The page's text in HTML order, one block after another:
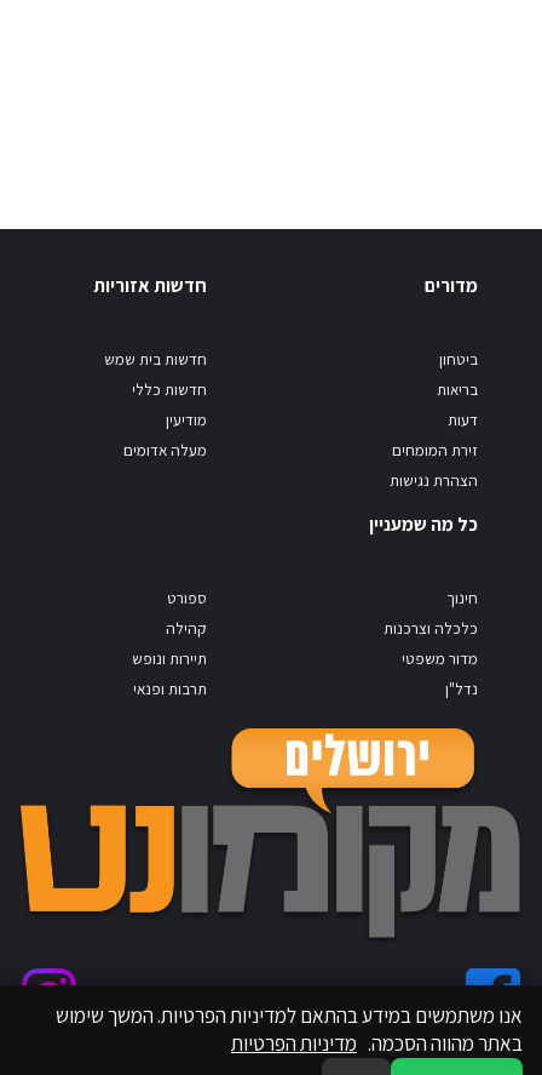
מדורים
ביטחון
בריאות
דעות
זירת המומחים
הצהרת נגישות
חדשות אזוריות
חדשות בית שמש
חדשות כללי
מודיעין
מעלה אדומים
כל מה שמעניין
חינוך
כלכלה וצרכנות
מדור משפטי
נדל"ן
ספורט
קהילה
תיירות ונופש
תרבות ופנאי
אנו משתמשים במידע בהתאם למדיניות הפרטיות. המשך שימוש
באתר מהווה הסכמה. מדיניות הפרטיות